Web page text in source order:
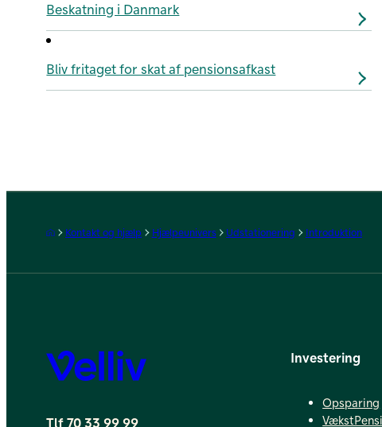
Beskatning i Danmark
Bliv fritaget for skat af pensionsafkast
Forside
Kontakt og hjælp Hjælpeunivers Udstationering Introduktion
Velliv
Tlf 70 33 99 99
Investering
Opsparing